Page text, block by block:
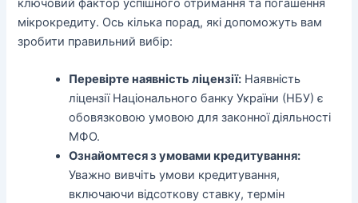
ключовий фактор успішного отримання та погашення
мікрокредиту. Ось кілька порад, які допоможуть вам
зробити правильний вибір:
Перевірте наявність ліцензії: Наявність
ліцензії Національного банку України (НБУ) є
обовязковою умовою для законної діяльності
МФО.
Ознайомтеся з умовами кредитування:
Уважно вивчіть умови кредитування,
включаючи відсоткову ставку, термін